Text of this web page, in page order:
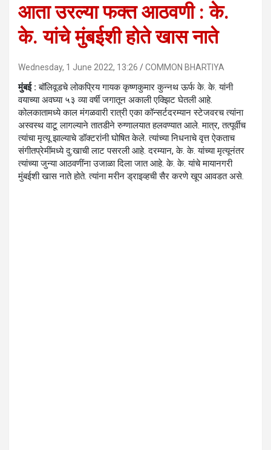
आता उरल्या फक्त आठवणी : के.
के. यांचे मुंबईशी होते खास नाते
Wednesday, 1 June 2022, 13:26 COMMON BHARTIYA
मुंबई : बॉलिवूडचे लोकप्रिय गायक कृष्णकुमार कुन्नथ ऊर्फ के. के. यांनी
वयाच्या अवघ्या ५३ व्या वर्षी जगातून अकाली एक्झिट घेतली आहे.
कोलकातामध्ये काल मंगळवारी रात्री एका कॉन्सर्टदरम्यान स्टेजवरच त्यांना
अस्वस्थ वाटू लागल्याने तातडीने रुग्णालयात हलवण्यात आले. मात्र, तत्पूर्वीच
त्यांचा मृत्यू झाल्याचे डॉक्टरांनी घोषित केले. त्यांच्या निधनाचे वृत्त ऐकताच
संगीतप्रेमींमध्ये दु:खाची लाट पसरली आहे. दरम्यान, के. के. यांच्या मृत्यूनंतर
त्यांच्या जुन्या आठवणींना उजाळा दिला जात आहे. के. के. यांचे मायानगरी
मुंबईशी खास नाते होते. त्यांना मरीन ड्राइव्हची सैर करणे खूप आवडत असे.